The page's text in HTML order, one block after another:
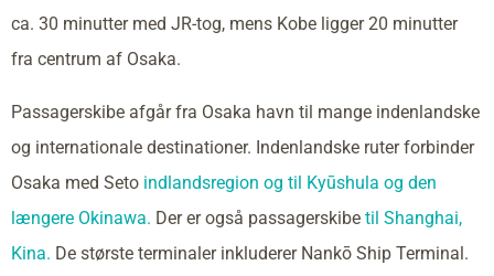
ca. 30 minutter med JR-tog, mens Kobe ligger 20 minutter
fra centrum af Osaka.
Passagerskibe afgår fra Osaka havn til mange indenlandske
og internationale destinationer. Indenlandske ruter forbinder
Osaka med Seto indlandsregion og til Kyūshula og den
længere Okinawa. Der er også passagerskibe til Shanghai,
Kina. De største terminaler inkluderer Nankō Ship Terminal.